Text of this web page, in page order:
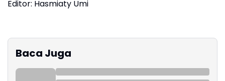
Editor: Hasmiaty Umi
Baca Juga